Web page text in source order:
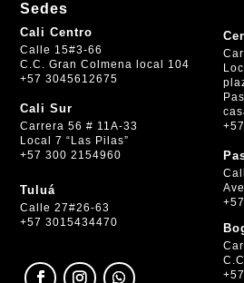
Sedes
Cali Centro
Calle 15#3-66
C.C. Gran Colmena local 104
+57 3045612675
Cali Sur
Carrera 56 # 11A-33
Local 7 “Las Pilas”
+57 300 2154960
Tuluá
Calle 27#26-63
+57 3015434470